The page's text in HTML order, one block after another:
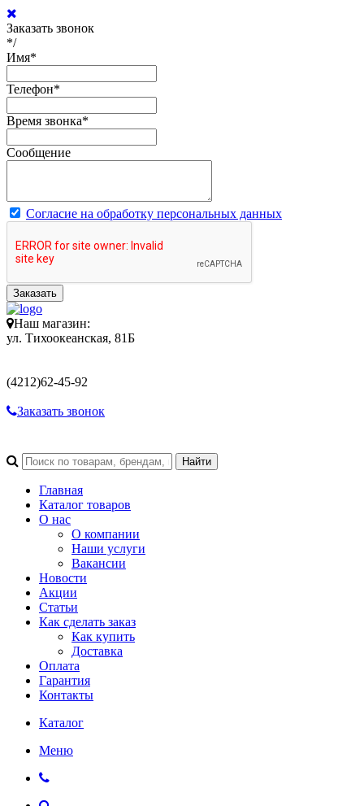
Заказать звонок
*/
Имя*
Телефон*
Время звонка*
Сообщение
Согласие на обработку персональных данных
Заказать
Наш магазин:
ул. Тихоокеанская, 81Б
(4212)62-45-92
Заказать звонок
Главная
Каталог товаров
О нас
О компании
Наши услуги
Вакансии
Новости
Акции
Статьи
Как сделать заказ
Как купить
Доставка
Оплата
Гарантия
Контакты
Каталог
Меню